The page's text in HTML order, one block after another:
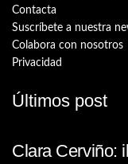
Contacta
Suscríbete a nuestra
Colabora con nosotros
Privacidad
Últimos post
Clara Cerviño: